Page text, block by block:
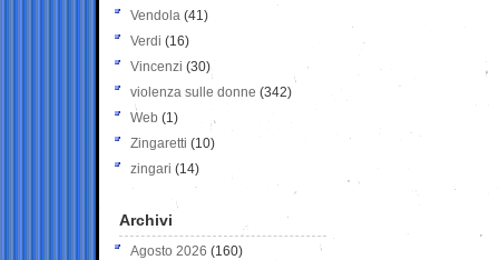
Vendola (41)
Verdi (16)
Vincenzi (30)
violenza sulle donne (342)
Web (1)
Zingaretti (10)
zingari (14)
Archivi
Agosto 2026 (160)